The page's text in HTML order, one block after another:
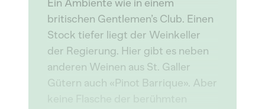
Ein Ambiente wie in einem
britischen Gentlemen’s Club. Einen
Stock tiefer liegt der Weinkeller
der Regierung. Hier gibt es neben
anderen Weinen aus St. Galler
Gütern auch «Pinot Barrique». Aber
keine Flasche der berühmten